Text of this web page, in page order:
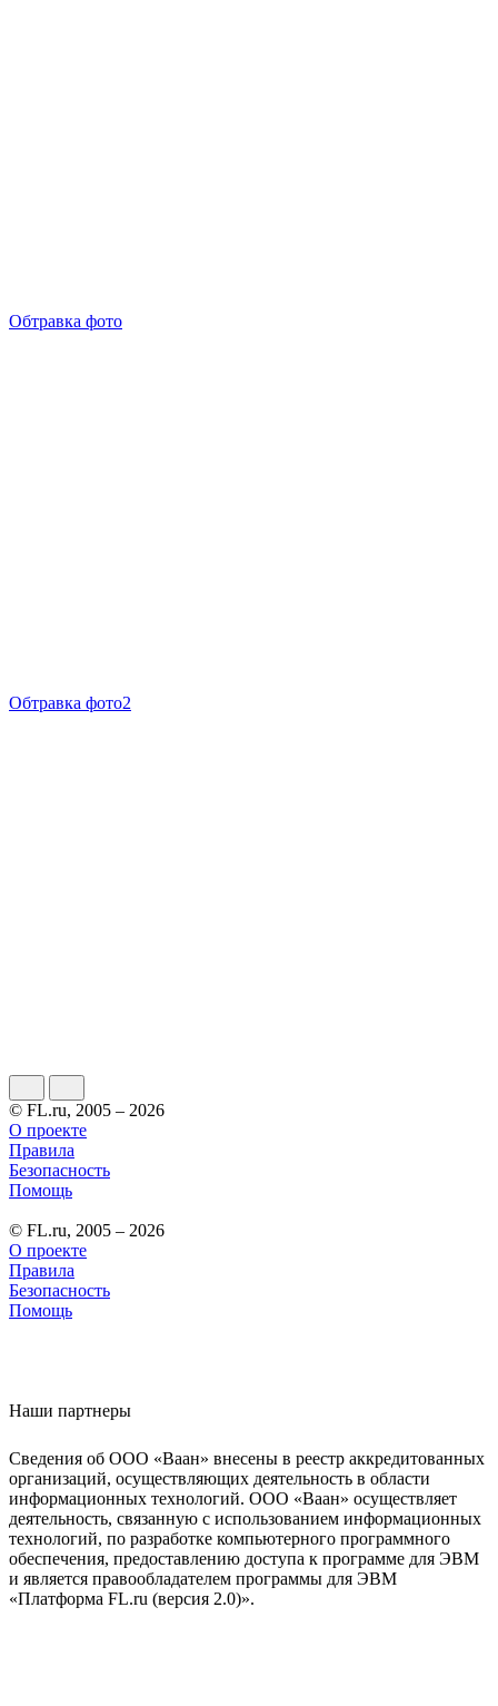
Обтравка фото
Обтравка фото2
© FL.ru, 2005 – 2026
О проекте
Правила
Безопасность
Помощь
© FL.ru, 2005 – 2026
О проекте
Правила
Безопасность
Помощь
Наши партнеры
Сведения об ООО «Ваан» внесены в реестр аккредитованных
организаций, осуществляющих деятельность в области
информационных технологий. ООО «Ваан» осуществляет
деятельность, связанную с использованием информационных
технологий, по разработке компьютерного программного
обеспечения, предоставлению доступа к программе для ЭВМ
и является правообладателем программы для ЭВМ
«Платформа FL.ru (версия 2.0)».